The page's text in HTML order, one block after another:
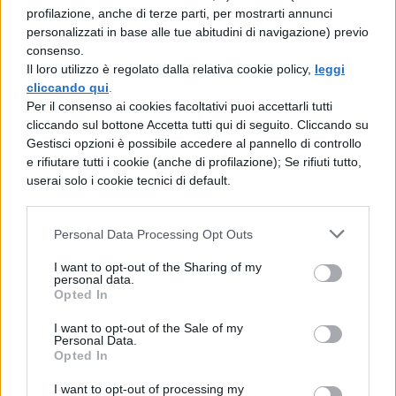
profilazione, anche di terze parti, per mostrarti annunci
personalizzati in base alle tue abitudini di navigazione) previo
consenso.
Il loro utilizzo è regolato dalla relativa cookie policy, leggi
cliccando qui
Per il consenso ai cookies facoltativi puoi accettarli tutti
cliccando sul bottone Accetta tutti qui di seguito. Cliccando su
Gestisci opzioni è possibile accedere al pannello di controllo
e rifiutare tutti i cookie (anche di profilazione); Se rifiuti tutto,
userai solo i cookie tecnici di default.
Personal Data Processing Opt Outs
I want to opt-out of the Sharing of my
personal data.
Opted In
I want to opt-out of the Sale of my
Personal Data.
Opted In
I want to opt-out of processing my
nella giungla. Uno di loro si è addirittura
infiltrato tra di loro, al fine di agevolare il
rapimento dei bambini e degli uomini più
forti. Ma chi sono questi altri? Difficile
capirlo. Da un lato paiono selvaggi che
vivono da tempo sull’isola, e che non
che sembrano conoscere molte
informazioni sui nostri eroi: il nome, le
caratteristiche caratteriali, persino ciò che è
successo loro nella vita prima di approdare